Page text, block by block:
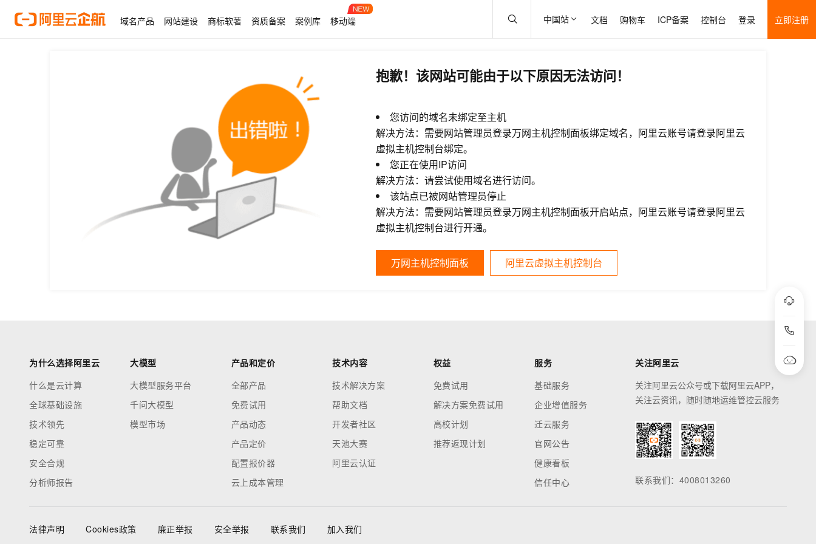
域名产品 网站建设 商标软著 资质备案 案例库 移动端 中国站 文档 购物车 ICP备案 控制台 登录 立即注册
抱歉！该网站可能由于以下原因无法访问！
您访问的域名未绑定至主机
解决方法：需要网站管理员登录万网主机控制面板绑定域名，阿里云账号请登录阿里云
虚拟主机控制台绑定。
您正在使用IP访问
解决方法：请尝试使用域名进行访问。
该站点已被网站管理员停止
解决方法：需要网站管理员登录万网主机控制面板开启站点，阿里云账号请登录阿里云
虚拟主机控制台进行开通。
万网主机控制面板 阿里云虚拟主机控制台